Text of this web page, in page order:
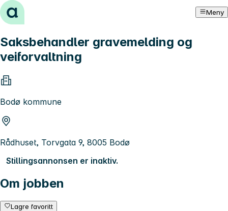
Hopp til innhold Meny
Saksbehandler gravemelding og
veiforvaltning
Bodø kommune
Rådhuset, Torvgata 9, 8005 Bodø
Stillingsannonsen er inaktiv.
Om jobben
Lagre favoritt